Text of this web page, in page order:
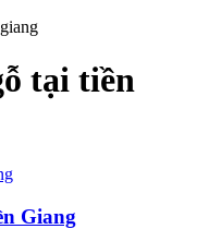
tại tiền
Giang